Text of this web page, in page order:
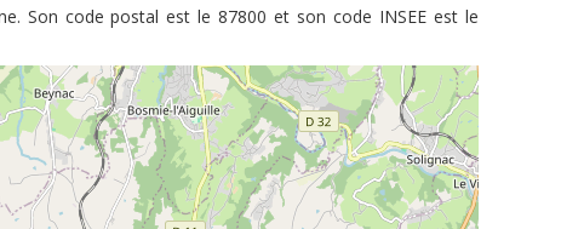
Son code postal est le 87800 et son code INSEE est le